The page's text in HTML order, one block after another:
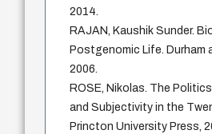
2014.
RAJAN, Kaushik Sunder.
Postgenomic Life. Durham
2006.
ROSE, Nikolas. The
and Subjectivity in the
Princton University Press,